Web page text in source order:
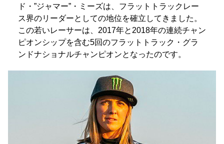
ド・”ジャマー”・ミーズは、フラットトラックレー
ス界のリーダーとしての地位を確立してきました。
この若いレーサーは、2017年と2018年の連続チャン
ピオンシップを含む5回のフラットトラック・グラ
ンドナショナルチャンピオンとなったのです。